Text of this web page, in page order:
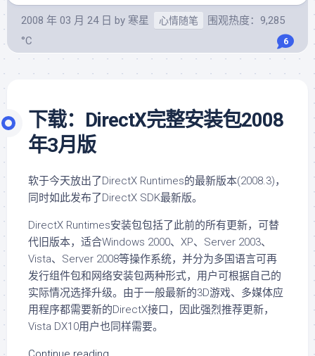
2008 年 03 月 24 日 by 寒星 心情随笔
围观热度：9,285
°C
6
下载：DirectX完整安装包2008
年3月版
软于今天放出了DirectX Runtimes的最新版本(2008.3)，
同时如此发布了DirectX SDK最新版。
DirectX Runtimes安装包包括了此前的所有更新，可替
代旧版本，适合Windows 2000、XP、Server 2003、
Vista、Server 2008等操作系统，并分为多国语言可再
发行组件包和网络安装包两种形式，用户可根据自己的
实际情况选择升级。由于一般最新的3D游戏、多媒体应
用程序都需要新的DirectX接口，因此强烈推荐更新，
Vista DX10用户也同样需要。